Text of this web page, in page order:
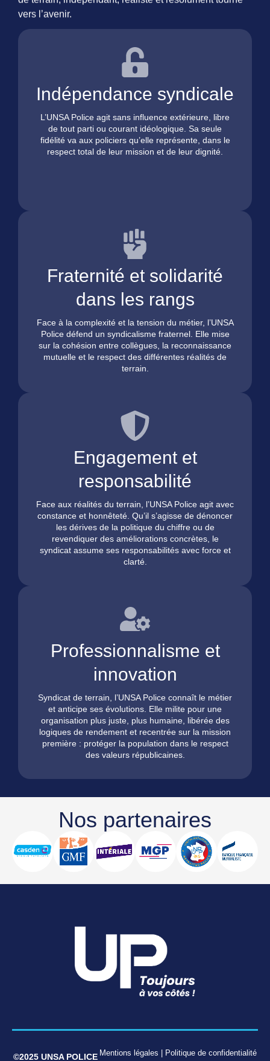
vers l’avenir.
Indépendance syndicale
L’UNSA Police agit sans influence extérieure, libre
de tout parti ou courant idéologique. Sa seule
fidélité va aux policiers qu’elle représente, dans le
respect total de leur mission et de leur dignité.
Fraternité et solidarité
dans les rangs
Face à la complexité et la tension du métier, l’UNSA
Police défend un syndicalisme fraternel. Elle mise
sur la cohésion entre collègues, la reconnaissance
mutuelle et le respect des différentes réalités de
terrain.
Engagement et
responsabilité
Face aux réalités du terrain, l’UNSA Police agit avec
constance et honnêteté. Qu’il s’agisse de dénoncer
les dérives de la politique du chiffre ou de
revendiquer des améliorations concrètes, le
syndicat assume ses responsabilités avec force et
clarté.
Professionnalisme et
innovation
Syndicat de terrain, l’UNSA Police connaît le métier
et anticipe ses évolutions. Elle milite pour une
organisation plus juste, plus humaine, libérée des
logiques de rendement et recentrée sur la mission
première : protéger la population dans le respect
des valeurs républicaines.
Nos partenaires
©2025 UNSA POLICE Mentions légales Politique de confidentialité